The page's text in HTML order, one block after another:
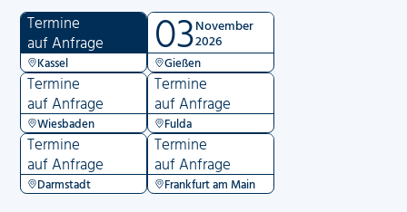
Termine
auf Anfrage
Kassel 03November
2026
Gießen
Termine
auf Anfrage
Wiesbaden
Termine
auf Anfrage
Fulda
Termine
auf Anfrage
Darmstadt
Termine
auf Anfrage
Frankfurt am Main